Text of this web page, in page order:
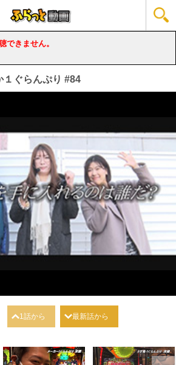
できません。
１ぐらんぷり #84
loading...
1話から 最新話から